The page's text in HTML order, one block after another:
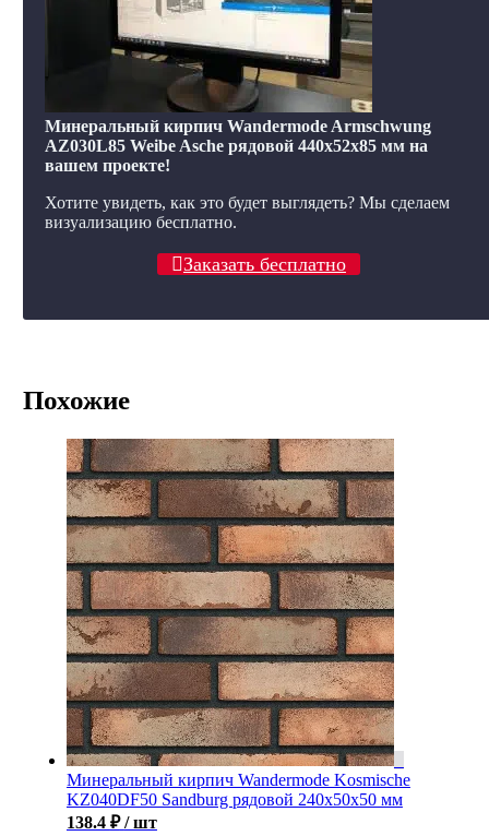
Минеральный кирпич Wandermode Armschwung
AZ030L85 Weibe Asche рядовой 440x52x85 мм на
вашем проекте!
Хотите увидеть, как это будет выглядеть? Мы сделаем
визуализацию бесплатно.
Заказать бесплатно
Похожие
Минеральный кирпич Wandermode Kosmische
KZ040DF50 Sandburg рядовой 240x50x50 мм
138.4 ₽ / шт